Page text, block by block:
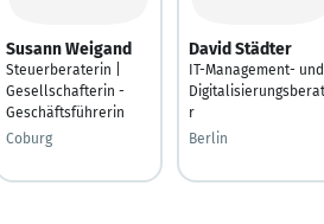
Susann Weigand
Steuerberaterin |
Gesellschafterin -
Geschäftsführerin
Coburg
David Städter
IT-Management- und
r
Berlin